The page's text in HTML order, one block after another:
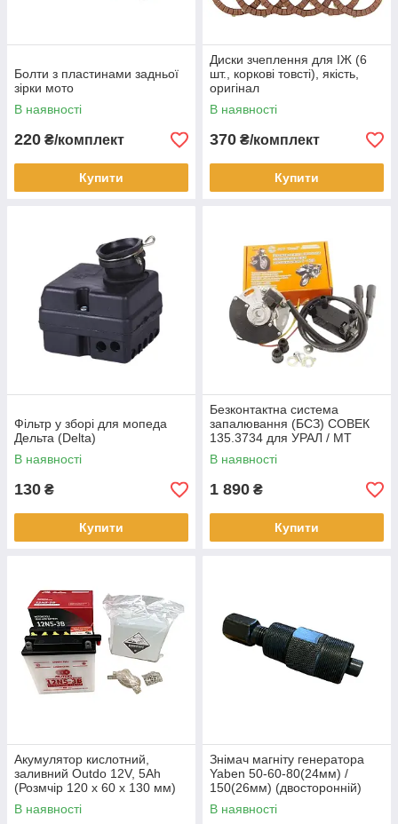
Болти з пластинами задньої
зірки мото
В наявності
220 ₴/комплект
Купити
Диски зчеплення для ІЖ (6
шт., коркові товсті), якість,
оригінал
В наявності
370 ₴/комплект
Купити
Фільтр у зборі для мопеда
Дельта (Delta)
В наявності
130 ₴
Купити
Безконтактна система
запалювання (БСЗ) СОВЕК
135.3734 для УРАЛ / МТ
Дніпро
В наявності
1 890 ₴
Купити
Акумулятор кислотний,
заливний Outdo 12V, 5Ah
(Розмчір 120 х 60 х 130 мм)
(обслуговується)
В наявності
Знімач магніту генератора
Yaben 50-60-80(24мм) /
150(26мм) (двосторонній)
В наявності